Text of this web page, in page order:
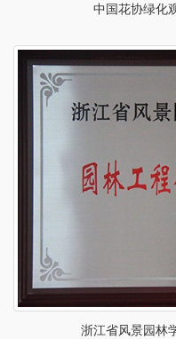
中国花协绿化
浙江省风景园林